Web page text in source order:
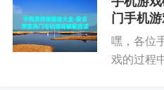
交易所客户端：币安、
交、深度图与盘口。
璀璨明珠
门手机
嘿，各位
戏的过程